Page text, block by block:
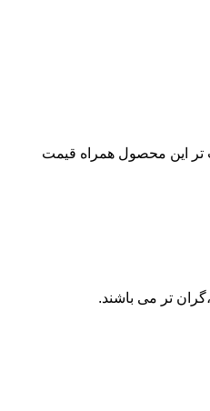
با کیفیت تر این محصول همراه قیمت
تر می باشند.